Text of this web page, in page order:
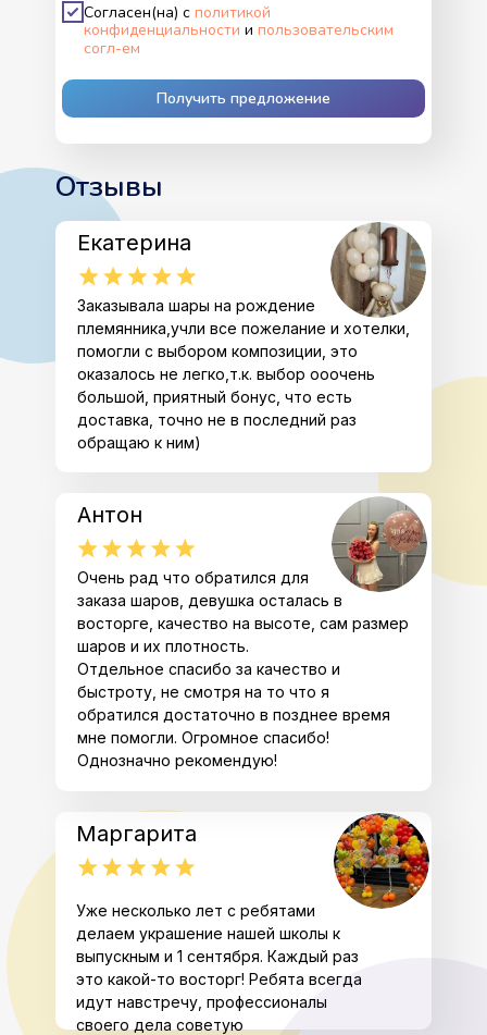
Согласен(на) с политикой
конфиденциальности и пользовательским
согл-ем
Получить предложение
Отзывы
Заказывала шары на рождение
племянника,учли все пожелание и хотелки,
помогли с выбором композиции, это
оказалось не легко,т.к. выбор ооочень
большой, приятный бонус, что есть
доставка, точно не в последний раз
обращаю к ним)
Екатерина
Уже несколько лет с ребятами
делаем украшение нашей школы к
выпускным и 1 сентября. Каждый раз
это какой-то восторг! Ребята всегда
идут навстречу, профессионалы
своего дела советую
Маргарита
Очень рад что обратился для
заказа шаров, девушка осталась в
восторге, качество на высоте, сам размер
шаров и их плотность.
Отдельное спасибо за качество и
быстроту, не смотря на то что я
обратился достаточно в позднее время
мне помогли. Огромное спасибо!
Однозначно рекомендую!
Антон